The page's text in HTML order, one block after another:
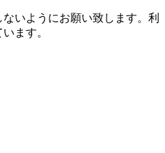
いようにお願い致します。利
ます。